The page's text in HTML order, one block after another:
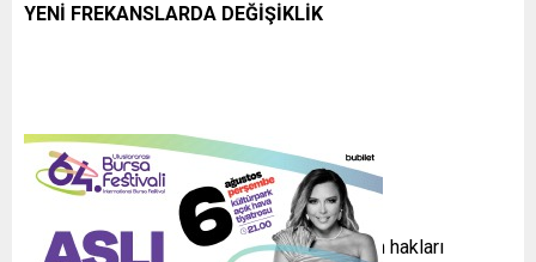
YENİ FREKANSLARDA DEĞİŞİKLİK
Uluslararası spor organizasyonlarında yayın hakları